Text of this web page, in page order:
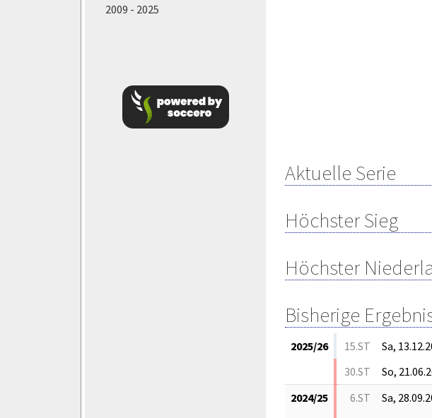
2009 - 2025
Aktuelle Serie
Höchster Sieg
Höchster
Bisherige
2025/26 15.ST Sa,
30.ST
So,
2024/25 6.ST Sa,